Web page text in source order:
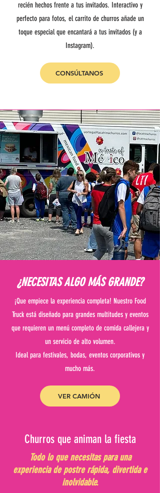
recién hechos frente a tus invitados. Interactivo y
perfecto para fotos, el carrito de churros añade un
toque especial que encantará a tus invitados (y a
Instagram).
CONSÚLTANOS
¿NECESITAS ALGO MÁS GRANDE?
¡Que empiece la experiencia completa! Nuestro Food
Truck está diseñado para grandes multitudes y eventos
que requieren un menú completo de comida callejera y
un servicio de alto volumen.
Ideal para festivales, bodas, eventos corporativos y
mucho más.
VER CAMIÓN
Churros que animan la fiesta
Todo lo que necesitas para una
experiencia de postre rápida, divertida e
inolvidable.